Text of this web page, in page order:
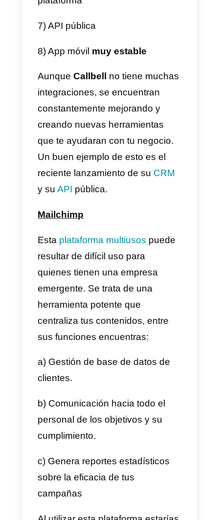
mensajes en redes sociales y
supuesto para la gestión de tu
negocio. generalmente, este tipo
de aplicaciones son muy caras
por lo que encontrar una
económica y eficiente
difícil.
Callbell
de lagestión de mensajes
lo son:
1) Manejar los chats de
redes sociales como WhatsApp,
Telegram, Instagram o Facebook
2) Chats multiagentes incluso
3) Estadísticas de mensajería
5) Estadísticas de tus agentes.
6) CRM integrado dentro de la